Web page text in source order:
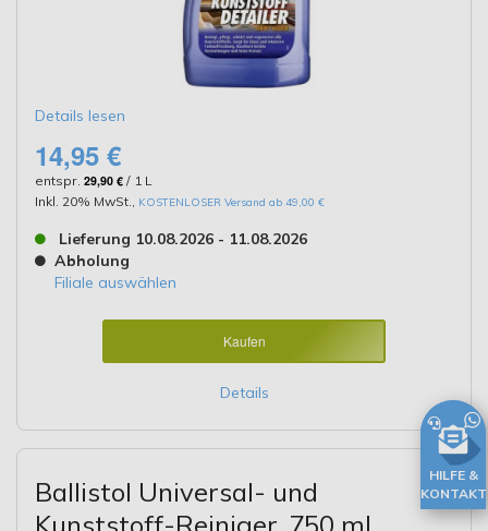
Details lesen
14,95 €
entspr. 29,90 € / 1 L
Inkl. 20% MwSt.
KOSTENLOSER Versand ab 49,00 €
Lieferung 10.08.2026 - 11.08.2026
Abholung
Filiale auswählen
Kaufen
Details
Ballistol Universal- und
Kunststoff-Reiniger, 750 ml
HILFE &
KONTAKT